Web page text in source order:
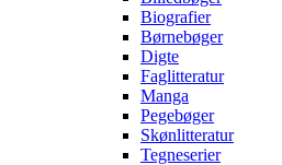
Biografier
Børnebøger
Digte
Faglitteratur
Manga
Pegebøger
Skønlitteratur
Tegneserier